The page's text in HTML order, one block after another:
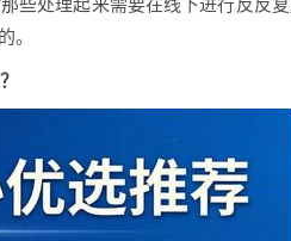
些处理起来需要在线下进行反反
。